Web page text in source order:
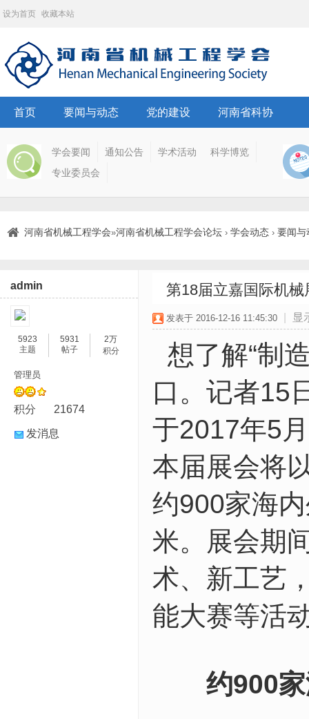
设为首页 收藏本站
首页 要闻与动态 党的建设 河南省科协
学会要闻 通知公告 学术活动
科学博览
专业委员会
河南省机械工程学会»河南省机械工程学会论坛 › 学会动态 › 要闻与
admin
5923
主题
5931
帖子
2万
积分
管理员
积分 21674
发消息
第18届立嘉国际机
发表于 2016-12-16 11:45:30 显
想了解“制
口。记者15
于2017年5
本届展会将
约900家海
米。展会期
术、新工艺
能大赛等活
约900家